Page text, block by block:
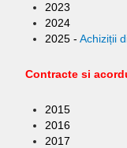
2023
2024
2025 - Achiziții
Contracte si
2015
2016
2017